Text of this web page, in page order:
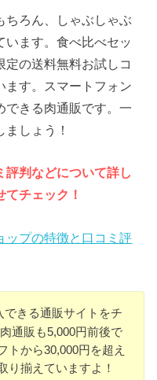
ちろん、しゃぶしゃぶ
います。食べ比べセッ
定の送料無料お試しコ
ます。スマートフォン
できる肉通販です。一
しょう！
評判などについて詳し
チェック！
ップの特徴と口コミ評
きる通販サイトをチ
通販も5,000円前後で
トから30,000円を超え
り揃えていますよ！